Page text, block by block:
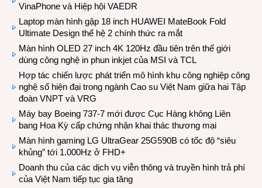
VinaPhone và Hiệp hội VAEDR
Laptop màn hình gập 18 inch HUAWEI MateBook Fold
Ultimate Design thế hệ 2 chính thức ra mắt
Màn hình OLED 27 inch 4K 120Hz đầu tiên trên thế giới
dùng công nghệ in phun inkjet của MSI và TCL
Hợp tác chiến lược phát triển mô hình khu công nghiệp công
nghệ số hiện đại trong ngành Cao su Việt Nam giữa hai Tập
đoàn VNPT và VRG
Máy bay Boeing 737-7 mới được Cục Hàng không Liên
bang Hoa Kỳ cấp chứng nhận khai thác thương mại
Màn hình gaming LG UltraGear 25G590B có tốc độ “siêu
khủng” tới 1.000Hz ở FHD+
Doanh thu của các dịch vụ viễn thông và truyền hình trả phí
của Việt Nam tiếp tục gia tăng